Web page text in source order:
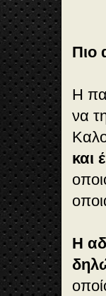
Πιο
H
να
και
Η